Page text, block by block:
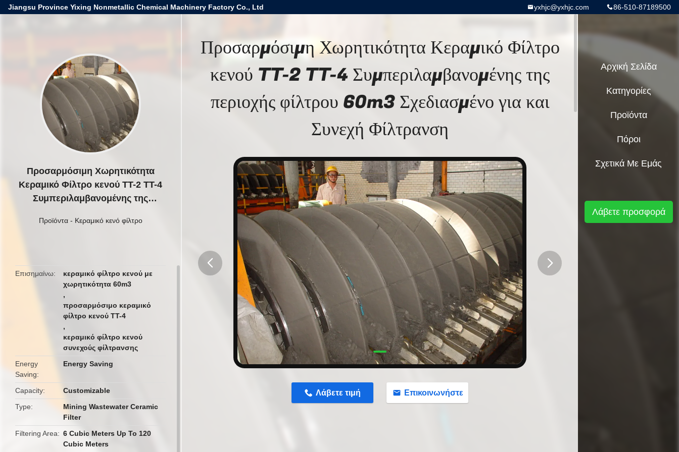
Jiangsu Province Yixing Nonmetallic Chemical Machinery Factory Co., Ltd 86-510-87189500
yxhjc@yxhjc.com
Προσαρμόσιμη Χωρητικότητα
Κεραμικό Φίλτρο κενού TT-2 TT-4
Συμπεριλαμβανομένης της
Σχεδιασμένο για και Συνεχή
Προϊόντα- Κεραμικό κενό φίλτρο
Επισημαίνω
κεραμικό φίλτρο κενού με
χωρητικότητα 60m3
,
προσαρμόσιμο κεραμικό
φίλτρο κενού TT-4
,
κεραμικό φίλτρο κενού
συνεχούς φίλτρανσης
Energy
Saving
Energy Saving
Capacity
Customizable
Type
Mining Wastewater Ceramic
Filter
Filtering Area
6 Cubic Meters Up To 120
Cubic Meters
Προσαρμόσιμη Χωρητικότητα Κεραμικό Φίλτρο
κενού TT-2 TT-4 Συμπεριλαμβανομένης της
περιοχής φίλτρου 60m3 Σχεδιασμένο για και
Συνεχή Φίλτρανση
Λάβετε τιμή Επικοινωνήστε
Αρχική Σελίδα
Κατηγορίες
Προϊόντα
Πόροι
Σχετικά Με Εμάς
Λάβετε προσφορά